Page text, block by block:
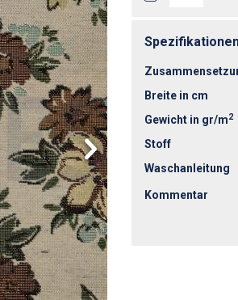
Breite in cm
Gewicht in gr/m2
Stoff
Waschanleitung
Kommentar